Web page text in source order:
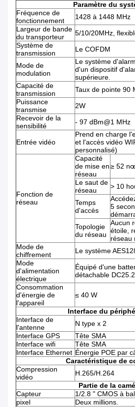
Paramètre du
Fréquence de
fonctionnement
1428 à 1448 MHz
Largeur de bande
du transporteur
5/10/20MHz,
Système de
transmission
Le COFDM
Mode de
modulation
Le système
d'un dispositif
supérieure.
Capacité de
transmission
Taux de pointe 90
Puissance
transmise
2W
Recevoir de la
sensibilité
- 97 dBm@1 MHz
Entrée vidéo
Prend en charge
et l'accès vidéo
personnalisé)
Fonction de
réseau
Capacité
de mise en
réseau
≥ 52
Le saut de
réseau
> 10
Temps
d'accès
5
Topologie
du réseau
Aucun
étoile,
réseau
Mode de
chiffrement
Le système
Mode
d'alimentation
électrique
Équipé d'une
détachable
Consommation
d'énergie de
l'appareil
≤ 40 W
Interface du
Interface de
l'antenne
N type x 2
Interface GPS
Tête SMA
Interface wifi
Tête SMA
Interface Ethernet Énergie POE par
Caractéristique de
Compression
vidéo
H.265/H.264
Partie de la
Capteur
1/2.8 " CMOS à
pixel
Deux millions.